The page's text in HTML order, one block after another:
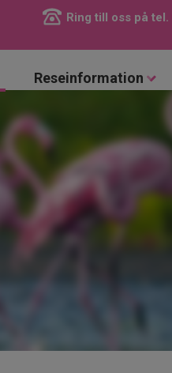
Ring till oss på tel.
Reseinformation